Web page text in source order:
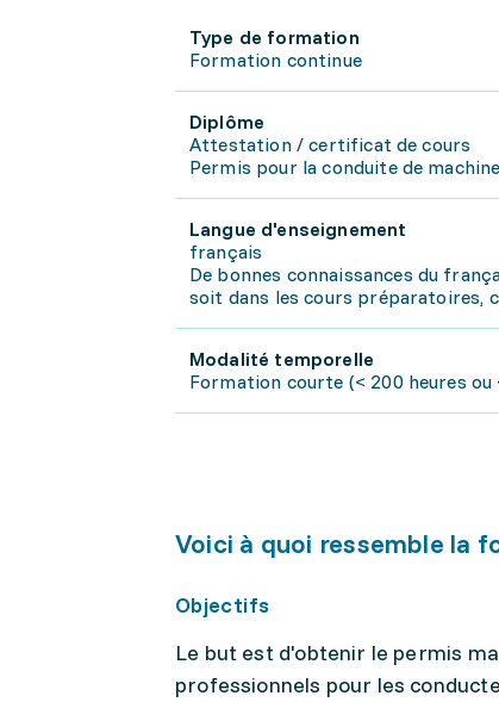
Type de formation
Formation continue
Diplôme
Attestation / certificat de cours
Permis pour la conduite de
Langue d'enseignement
français
De bonnes connaissances du
soit dans les cours préparatoires,
Modalité temporelle
Formation courte (< 200 heures
Voici à quoi ressemble la
Objectifs
Le but est d'obtenir le permis
professionnels pour les